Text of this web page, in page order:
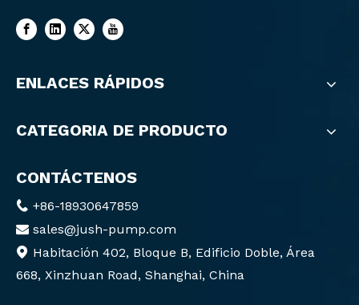
ENLACES RÁPIDOS
CATEGORIA DE PRODUCTO
CONTÁCTENOS
 +86-18930647859
 sales@jush-pump.com
 Habitación 402, Bloque B, Edificio Doble, Área
668, Xinzhuan Road, Shanghai, China